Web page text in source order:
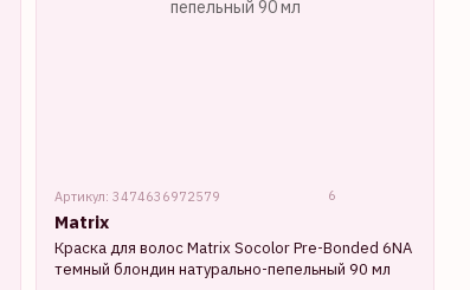
Артикул: 3474636972579 6
Matrix
Краска для волос Matrix Socolor Pre-Bonded 6NA
темный блондин натурально-пепельный 90 мл